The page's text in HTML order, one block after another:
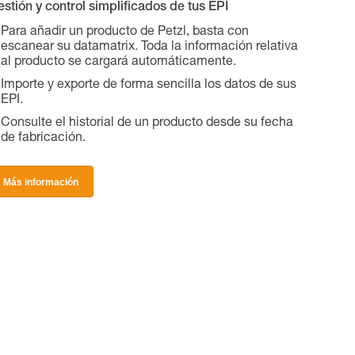
y control simplificados de tus EPI
Para añadir un producto de Petzl, basta con
escanear su datamatrix. Toda la información relativa
al producto se cargará automáticamente.
Importe y exporte de forma sencilla los datos de sus
EPI.
Consulte el historial de un producto desde su fecha
de fabricación.
Más información